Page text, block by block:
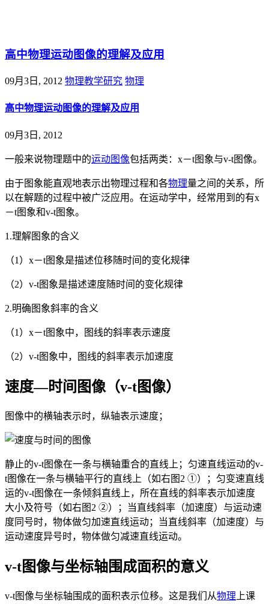
高中物理运动图像的理解及应用
09月3日, 2012 物理教学研究 物理
高中物理运动图像的理解及应用
09月3日, 2012
一般来说物理题中的运动图像包括两类：x－t图象与v-t图像。
由于图象能直观地表示出物理过程和各物理量之间的关系，所
以在解题的过程中被广泛应用。在运动学中，经常用到的有x
－t图象和v-t图象。
1.理解图象的含义
（1）x－t图象是描述位移随时间的变化规律
（2）v-t图象是描述速度随时间的变化规律
2.明确图象斜率的含义
（1）x－t图象中，图线的斜率表示速度
（2）v-t图象中，图线的斜率表示加速度
速度—时间图像（v-t图像）
图像中的横轴表示时，纵轴表示速度；
静止的v-t图像在一条与横轴重合的直线上；匀速直线运动的v-
t图像在一条与横轴平行的直线上（如右图2 ①）；匀变速直线
运的v-t图像在一条倾斜直线上，所在直线的斜率表示加速度
大小及符号（如右图2 ②）；当直线斜率（加速度）与运动速
度同号时，物体做匀加速直线运动；当直线斜率（加速度）与
运动速度异号时，物体做匀减速直线运动。
v-t图像与坐标轴围成面积的意义
v-t图像与坐标轴围成的面积表示位移。这是我们从物理 上课